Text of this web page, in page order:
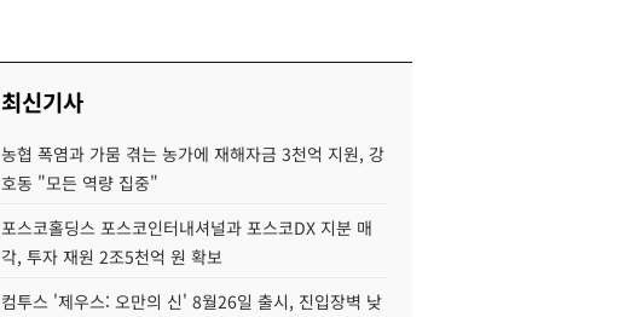
최신기사
농협 폭염과 가뭄 겪는 농가에 재해자금 3천억 지원, 강
호동 "모든 역량 집중"
포스코홀딩스 포스코인터내셔널과 포스코DX 지분 매
각, 투자 재원 2조5천억 원 확보
컴투스 '제우스: 오만의 신' 8월26일 출시, 진입장벽 낮